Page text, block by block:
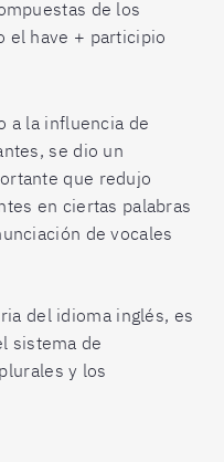
de los
el have + participio
a la influencia de
se dio un
que redujo
en ciertas palabras
de vocales
del idioma inglés, es
sistema de
y los